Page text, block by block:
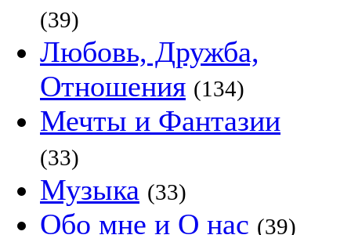
(39)
Любовь, Дружба,
Отношения (134)
Мечты и Фантазии
(33)
Музыка (33)
Обо мне и О нас (39)